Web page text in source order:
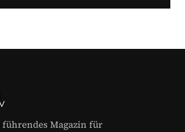
führendes Magazin für